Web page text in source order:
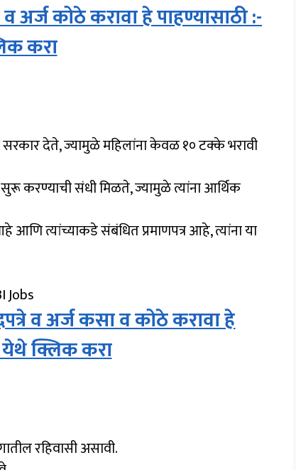
कोठे करावा हे पाहण्यासाठी :-
करा
देते, ज्यामुळे महिलांना केवळ १० टक्के भरावी
करण्याची संधी मिळते, ज्यामुळे त्यांना आर्थिक
आणि त्यांच्याकडे संबंधित प्रमाणपत्र आहे, त्यांना या
व अर्ज कसा व कोठे करावा हे
येथे क्लिक करा
रहिवासी असावी.